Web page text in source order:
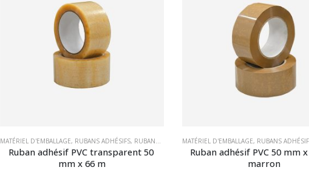
MATÉRIEL D'EMBALLAGE, RUBANS ADHÉSIFS, RUBANS ADHÉSIFS EN PVC
Ruban adhésif PVC transparent 50
mm x 66 m
MATÉRIEL D'EMBALLAGE, RUBANS
Ruban adhésif PVC 50 mm
marron